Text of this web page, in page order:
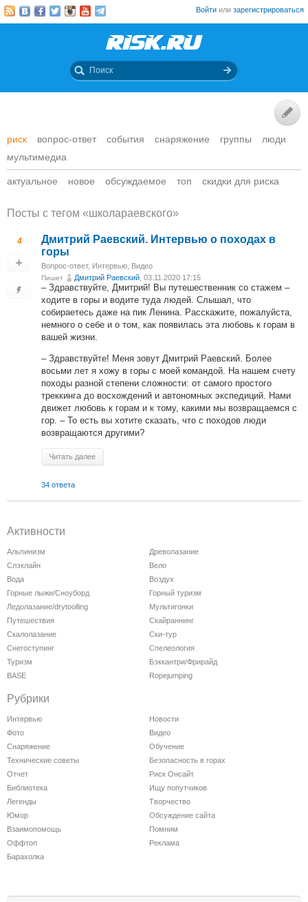
Войти или зарегистрироваться
риск вопрос-ответ события снаряжение группы
люди
мультимедиа
актуальное новое обсуждаемое топ скидки для риска
Посты c тегом «школараевского»
4
Дмитрий Раевский. Интервью о походах в
горы
Вопрос-ответ, Интервью Видео
Пишет Дмитрий Раевский , 03.11.2020 17:15
– Здравствуйте, Дмитрий! Вы путешественник со стажем –
ходите в горы и водите туда людей. Слышал, что
собираетесь даже на пик Ленина. Расскажите, пожалуйста,
немного о себе и о том, как появилась эта любовь к горам в
вашей жизни.
– Здравствуйте! Меня зовут Дмитрий Раевский. Более
восьми лет я хожу в горы с моей командой. На нашем счету
походы разной степени сложности: от самого простого
треккинга до восхождений и автономных экспедиций. Нами
движет любовь к горам и к тому, какими мы возвращаемся с
гор. – То есть вы хотите сказать, что с походов люди
возвращаются другими?
Читать далее
34 ответа
Активности
Альпинизм
Древолазание
Слэклайн
Вело
Вода
Воздух
Горные лыжи/Сноуборд
Горный туризм
Ледолазание/drytoolling
Мультигонки
Путешествия
Скайраннинг
Скалолазание
Ски-тур
Снегоступинг
Спелеология
Туризм
Бэккантри/Фрирайд
BASE
Ropejumping
Рубрики
Интервью
Новости
Фото
Видео
Снаряжение
Обучение
Технические советы
Безопасность в горах
Отчет
Риск Онсайт
Библиотека
Ищу попутчиков
Легенды
Творчество
Юмор
Обсуждение сайта
Взаимопомощь
Помним
Оффтоп
Реклама
Барахолка